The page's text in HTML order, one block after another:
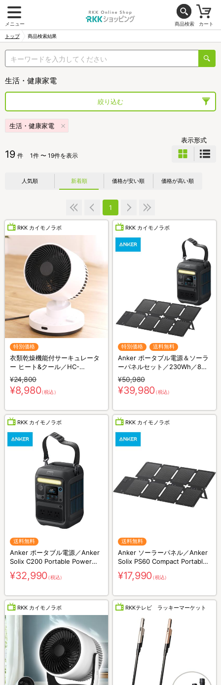
メニュー 商品検索 カート
トップ 商品検索結果
生活・健康家電
絞り込む
生活・健康家電
19 件 1件 〜 19件を表示
表示形式
人気順 新着順 価格が安い順 価格が高い順
1
RKK カイモノラボ
特別価格
衣類乾燥機能付サーキュレータ
ー ヒート&クール／HC-
T2494WH
¥24,800
¥8,980（税込）
RKK カイモノラボ
特別価格 送料無料
Anker ポータブル電源＆ソーラ
ーパネルセット／230Wh／8ポ
ート／防災グッズ／災害対策
¥50,980
¥39,980（税込）
RKK カイモノラボ
送料無料
Anker ポータブル電源／Anker
Solix C200 Portable Power
Station／230Wh／8ポート／防
災グッズ／災害対策
¥32,990（税込）
RKK カイモノラボ
送料無料
Anker ソーラーパネル／Anker
Solix PS60 Compact Portable
Solar Panel／60W／防災グッズ
／災害対策
¥17,990（税込）
RKK カイモノラボ RKKテレビ ラッキーマーケット